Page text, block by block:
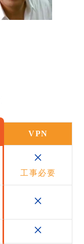
VPN
×
工事必要
×
×